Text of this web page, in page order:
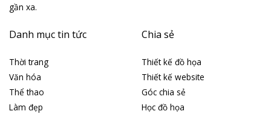
gần xa.
Danh mục tin tức
Thời trang
Văn hóa
Thể thao
Làm đẹp
Chia sẻ
Thiết kế đồ họa
Thiết kế website
Góc chia sẻ
Học đồ họa